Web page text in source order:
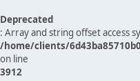
Deprecated
: Array and string offset access
/home/clients/
on line
3912